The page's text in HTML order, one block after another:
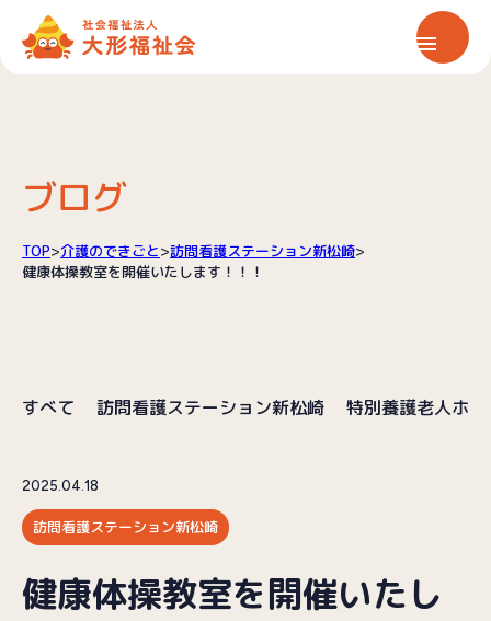
大形福祉会について
保育サービス
情報公開
ブログ
採用情報
ブログ
TOP>介護のできごと>訪問看護ステーション新松崎>
健康体操教室を開催いたします！！！
すべて 訪問看護ステーション新松崎 特別養護老人ホ
2025.04.18
訪問看護ステーション新松崎
健康体操教室を開催いたし